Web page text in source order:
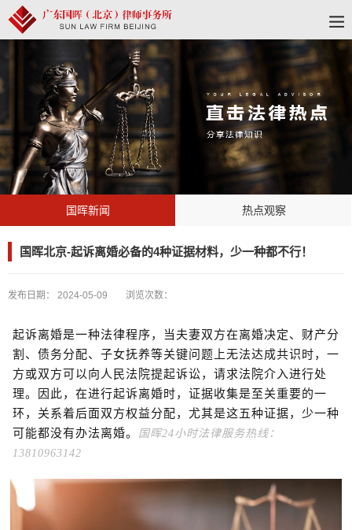
国晖新闻 热点观察
国晖北京-起诉离婚必备的4种证据材料，少一种都不行！
发布日期： 2024-05-09 浏览次数：
起诉离婚是一种法律程序，当夫妻双方在离婚决定、财产分
割、债务分配、子女抚养等关键问题上无法达成共识时，一
方或双方可以向人民法院提起诉讼，请求法院介入进行处
理。因此，在进行起诉离婚时，证据收集是至关重要的一
环，关系着后面双方权益分配，尤其是这五种证据，少一种
可能都没有办法离婚。 国晖24小时法律服务热线：
13810963142